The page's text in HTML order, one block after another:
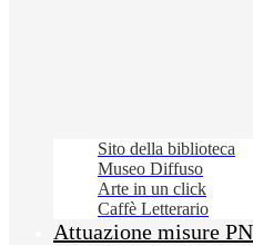
Sito della biblioteca
Museo Diffuso
Arte in un click
Caffè Letterario
Attuazione misure